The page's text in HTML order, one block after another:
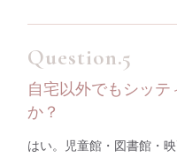
自宅以外でもシッ
か？
はい。児童館・図書館・